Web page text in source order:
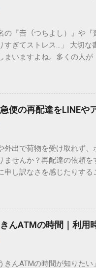
の『𠮷（つちよし）』や
すぎてストレス…」 大切
まいますよね。多くの人
打ち込むだけで一瞬で旧
法をマスターすれば、も
こないのか？ そもそも、
る仕組みにあります。 日
第2水準」といった形で整
（ユニコード）」や「
ような番号が割り振られ
ことができるのです。 2.
す。 具体的な手順（
する（※重要）。 **「
数字が、一瞬で対応する
便の再配達をLINEや
外出で荷物を受け取れず
ませんか？再配達の依頼
申し訳なさを感じたりす
スマートクラブ」と、
す。この記事では、忙し
川急便の再配達が劇的に
ービス「スマートクラブ
前はウェブサイトを開い
んATMの時間｜利用
きんATMの時間が知りた